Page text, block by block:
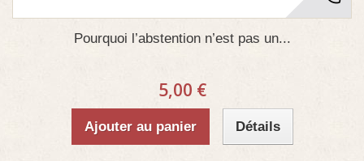
Pourquoi l’abstention n’est pas un...
5,00 €
Ajouter au panier Détails